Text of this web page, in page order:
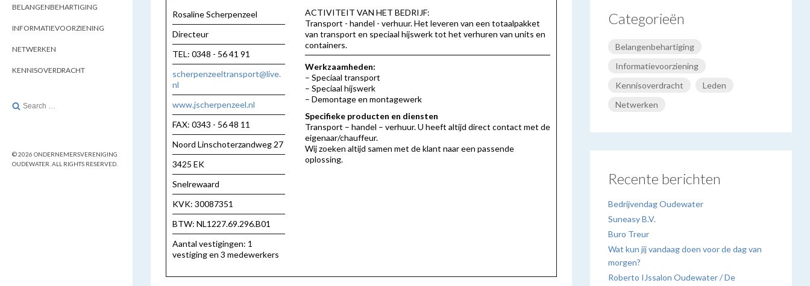
BELANGENBEHARTIGING
INFORMATIEVOORZIENING
NETWERKEN
KENNISOVERDRACHT
Search
© 2026 ONDERNEMERSVERENIGING
OUDEWATER. ALL RIGHTS RESERVED.
Rosaline Scherpenzeel
Directeur
TEL: 0348 - 56 41 91
scherpenzeeltransport@live.
nl
www.jscherpenzeel.nl
FAX: 0343 - 56 48 11
Noord Linschoterzandweg 27
3425 EK
Snelrewaard
KVK: 30087351
BTW: NL1227.69.296.B01
Aantal vestigingen: 1
vestiging en 3 medewerkers
ACTIVITEIT VAN HET BEDRIJF:
Transport - handel - verhuur. Het leveren van een totaalpakket
van transport en speciaal hijswerk tot het verhuren van units en
containers.
Werkzaamheden:
– Speciaal transport
– Speciaal hijswerk
– Demontage en montagewerk
Specifieke producten en diensten
Transport – handel – verhuur. U heeft altijd direct contact met de
eigenaar/chauffeur.
Wij zoeken altijd samen met de klant naar een passende
oplossing.
Categorieën
Belangenbehartiging
Informatievoorziening
Kennisoverdracht
Leden
Netwerken
Recente berichten
Bedrijvendag Oudewater
Suneasy B.V.
Buro Treur
Wat kun jij vandaag doen voor de dag van
morgen?
Roberto IJssalon Oudewater / De